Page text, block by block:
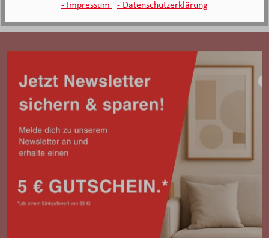
- Impressum - Datenschutzerklärung